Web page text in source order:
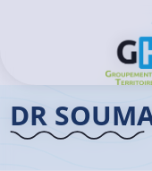
>Dr
DR
Panneau de gestion des